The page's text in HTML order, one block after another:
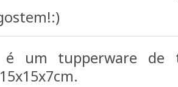
é um tupperware de